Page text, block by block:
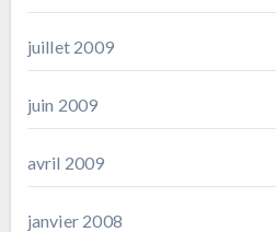
juillet 2009
juin 2009
avril 2009
janvier 2008